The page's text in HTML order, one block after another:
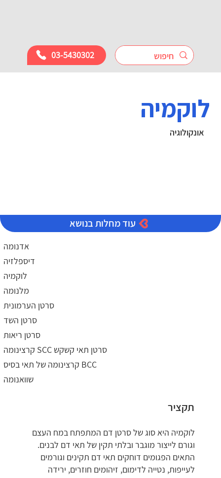
03-5430302
תקציר
לוקמיה היא סוג של סרטן דם המתפתח במח העצם
וגורם לייצור מוגבר ובלתי תקין של תאי דם לבנים.
התאים הפגומים דוחקים תאי דם תקינים וגורמים
לעייפות, נטייה לדימום, זיהומים חוזרים, ירידה
עוד מחלות בנושא
אדנומה
דיספלזיה
לוקמיה
מלנומה
סרטן הערמונית
סרטן השד
סרטן ריאות
קרצינומה SCC סרטן תאי קשקש
קרצינומה של תאי בסיס BCC
שוואנומה
לוקמיה
אונקולוגיה